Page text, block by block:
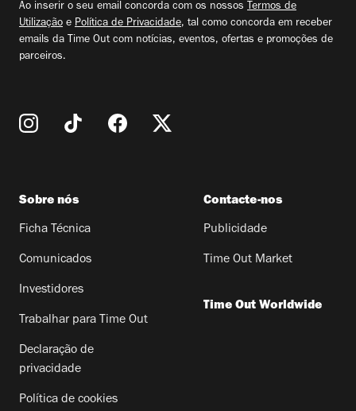
Ao inserir o seu email concorda com os nossos Termos de
Utilização e Política de Privacidade, tal como concorda em receber
emails da Time Out com notícias, eventos, ofertas e promoções de
parceiros.
Sobre nós
Ficha Técnica
Comunicados
Investidores
Trabalhar para Time Out
Declaração de
privacidade
Política de cookies
Contacte-nos
Publicidade
Time Out Market
Time Out Worldwide